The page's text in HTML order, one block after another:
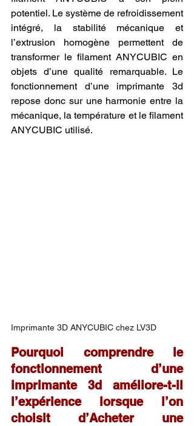
potentiel. Le système de refroidissement
intégré, la stabilité mécanique et
l’extrusion homogène permettent de
transformer le filament ANYCUBIC en
objets d’une qualité remarquable. Le
fonctionnement d’une imprimante 3d
repose donc sur une harmonie entre la
mécanique, la température et le filament
ANYCUBIC utilisé.
Imprimante 3D ANYCUBIC chez LV3D
Pourquoi comprendre le
fonctionnement d’une
imprimante 3d améliore-t-il
l’expérience lorsque l’on
choisit d’Acheter une